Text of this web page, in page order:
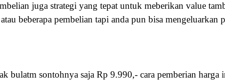
juga strategi yang tepat untuk meberikan value
beberapa pembelian tapi anda pun bisa
bulatm sontohnya saja Rp 9.990,- cara pemberian harga